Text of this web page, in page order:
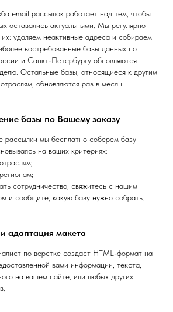
email рассылок работает над тем, чтобы
оставались актуальными. Мы регулярно
удаляем неактивные адреса и собираем
востребованные базы данных по
и Санкт-Петербургу обновляются
Остальные базы, относящиеся к другим
обновляются раз в месяц.
базы по Вашему заказу
рассылки мы бесплатно соберем базу
на ваших критериях:
сотрудничество, свяжитесь с нашим
и сообщите, какую базу нужно собрать.
адаптация макета
по верстке создаст HTML-формат на
вами информации, текста,
на вашем сайте, или любых других